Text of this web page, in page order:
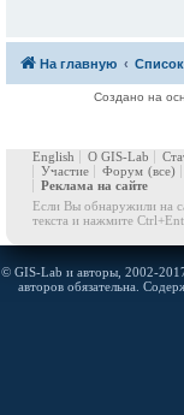
На главную
Создано на
English О GIS-Lab
Участие
Форум (все)
Реклама на сайте
Если Вы обнаружили на
текста и нажмите
© GIS-Lab и авторы, 2002-
авторов обязательна.